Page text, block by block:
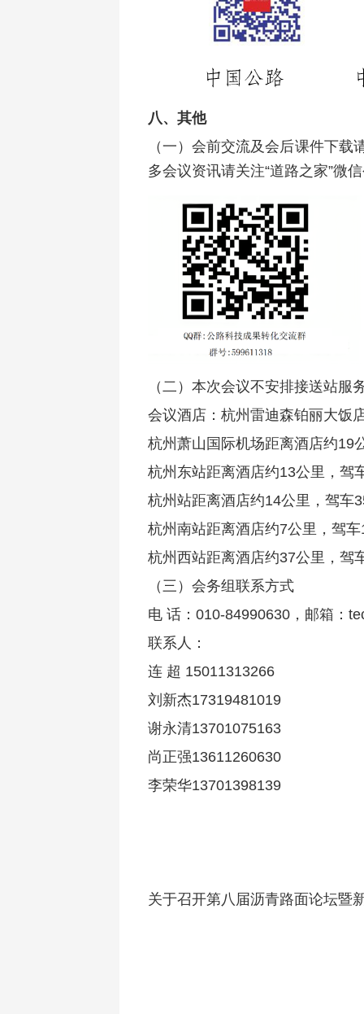
八、其他
（一）会前交流及会后课件下
多会议资讯请关注“道路之家”微
（二）本次会议不安排接送站
会议酒店：杭州雷迪森铂丽大饭
杭州萧山国际机场距离酒店约19
杭州东站距离酒店约13公里，驾
杭州站距离酒店约14公里，驾车
杭州南站距离酒店约7公里，驾
杭州西站距离酒店约37公里，驾
（三）会务组联系方式
电 话：010-84990630，邮箱：
联系人：
连 超 15011313266
刘新杰17319481019
谢永清13701075163
尚正强13611260630
李荣华13701398139
关于召开第八届沥青路面论坛暨